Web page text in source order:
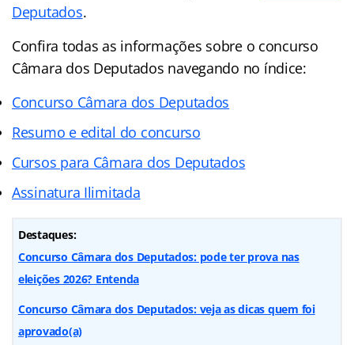
Deputados.
Confira todas as informações sobre o concurso
Câmara dos Deputados navegando no índice:
Concurso Câmara dos Deputados
Resumo e edital do concurso
Cursos para Câmara dos Deputados
Assinatura Ilimitada
Destaques:
Concurso Câmara dos Deputados: pode ter prova nas
eleições 2026? Entenda
Concurso Câmara dos Deputados: veja as dicas quem foi
aprovado(a)